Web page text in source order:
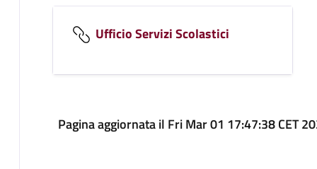
Ufficio Servizi Scolastici
Pagina aggiornata il Fri Mar 01 17:47:38 CET